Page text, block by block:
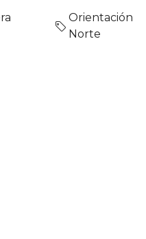
Orientación
Norte